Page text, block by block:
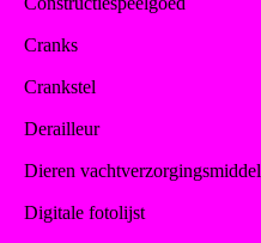
Cranks
Crankstel
Derailleur
Dieren vachtverzorgingsmiddel
Digitale fotolijst